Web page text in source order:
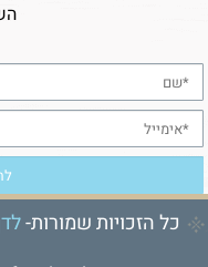
כל הזכויות שמורות-